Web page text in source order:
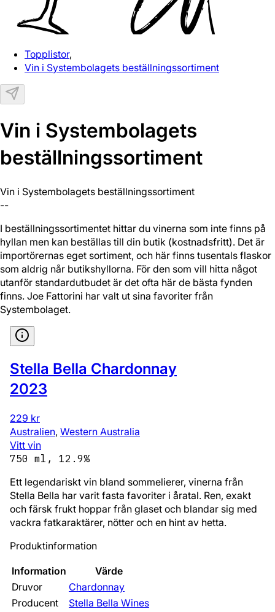
Topplistor,
Vin i Systembolagets beställningssortiment
Vin i Systembolagets
beställningssortiment
Vin i Systembolagets beställningssortiment
--
I beställningssortimentet hittar du vinerna som inte finns på
hyllan men kan beställas till din butik (kostnadsfritt). Det är
importörernas eget sortiment, och här finns tusentals flaskor
som aldrig når butikshyllorna. För den som vill hitta något
utanför standardutbudet är det ofta här de bästa fynden
finns. Joe Fattorini har valt ut sina favoriter från
Systembolaget.
Stella Bella Chardonnay
2023
229 kr
Australien, Western Australia
Vitt vin
750 ml, 12.9%
Ett legendariskt vin bland sommelierer, vinerna från
Stella Bella har varit fasta favoriter i åratal. Ren, exakt
och färsk frukt hoppar från glaset och blandar sig med
vackra fatkaraktärer, nötter och en hint av hetta.
Produktinformation
Information
Värde
Druvor
Chardonnay
Producent
Stella Bella Wines